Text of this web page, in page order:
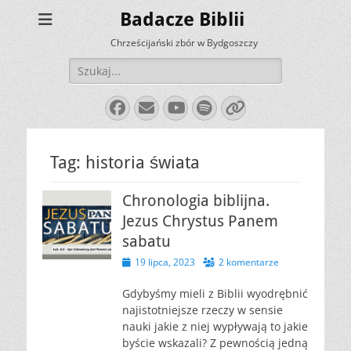
Badacze Biblii
Chrześcijański zbór w Bydgoszczy
Szukaj:
Facebook
E-
mail
YouTube
Spotify
Link
Tag: historia świata
Chronologia biblijna.
Jezus Chrystus Panem
sabatu
Opublikowano
19 lipca, 2023 2 komentarze
Gdybyśmy mieli z Biblii wyodrębnić
najistotniejsze rzeczy w sensie
nauki jakie z niej wypływają to jakie
byście wskazali? Z pewnością jedną